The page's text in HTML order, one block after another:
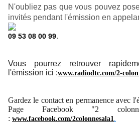
N'oubliez pas que vous pouvez
invités pendant l'émission en
09 53 08 00 99.
Vous pourrez retrouver
l'émission ici :www.radiodtc.com/2-
Gardez le contact en permanence avec
Page Facebook "2
: www.facebook.com/2colonnesala1.